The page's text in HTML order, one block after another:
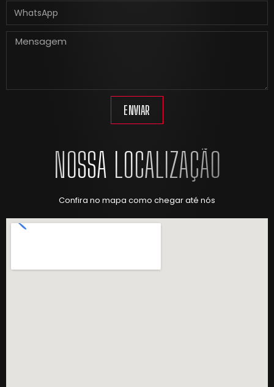
ENVIAR
NOSSA LOCALIZAÇÃO
Confira no mapa como chegar até nós